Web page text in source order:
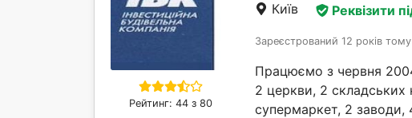
Рейтинг: 44 з 80
Київ Реквізити
Зареєстрований 12 років тому
Працюємо з червня
2 церкви, 2 складських
супермаркет, 2 заводи,